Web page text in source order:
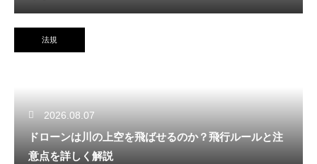
法規
2026.08.07
ドローンは川の上空を飛ばせるのか？飛行ルールと注
意点を詳しく解説